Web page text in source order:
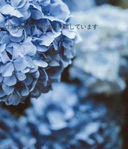
生活改善、その他を発信しています